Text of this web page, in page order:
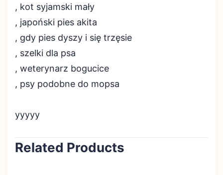
, kot syjamski mały
, japoński pies akita
, gdy pies dyszy i się trzęsie
, szelki dla psa
, weterynarz bogucice
, psy podobne do mopsa
yyyyy
Related Products